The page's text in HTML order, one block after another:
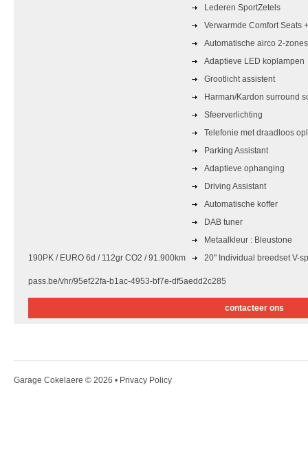
190PK / EURO 6d / 112gr CO2 / 91.900km
Lederen SportZetels
Verwarmde Comfort Seats
Automatische airco 2-zones
Adaptieve LED koplampen
Grootlicht assistent
Harman/Kardon surround
Sfeerverlichting
Telefonie met draadloos
Parking Assistant
Adaptieve ophanging
Driving Assistant
Automatische koffer
DAB tuner
Metaalkleur : Bleustone
20" Individual breedset V-
pass.be/vhr/95ef22fa-b1ac-4953-bf7e-df5aedd2c285
contacteer ons
Garage Cokelaere © 2026 • Privacy Policy